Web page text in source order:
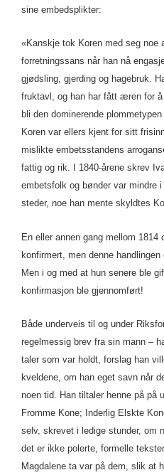
sine embedsplikter:
«Kanskje tok Koren med seg noe
forretningssans når han nå
gjødsling, gjerding og hagebruk.
fruktavl, og han har fått æren for
bli den dominerende
Koren var ellers kjent for sitt
mislikte embetsstandens
fattig og rik. I 1840-årene skrev
embetsfolk og bønder var mindre
steder, noe han mente skyldtes
En eller annen gang mellom
konfirmert, men denne
Men i og med at hun senere ble
konfirmasjon ble gjennomført!
Både underveis til og under
regelmessig brev fra sin mann –
taler som var holdt, forslag han
kveldene, om han eget savn når
noen tid. Han tiltaler henne på på
Fromme Kone; Inderlig Elskte
selv, skrevet i ledige stunder, om
det er ikke polerte, formelle
Magdalene ta var på dem, slik at